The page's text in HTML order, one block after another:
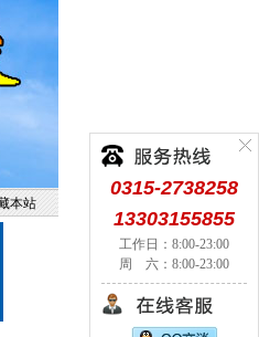
本站
0315-2738258
13303155855
工作日：8:00-23:00
周 六：8:00-23:00